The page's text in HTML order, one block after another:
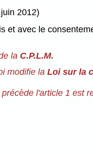
2012)
et avec le
la C.P.L.M.
modifie la Loi sur la
l'article 1 est